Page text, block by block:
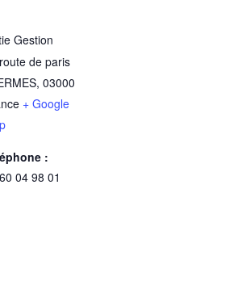
Gestion
de paris
, 03000
+ Google
:
04 98 01